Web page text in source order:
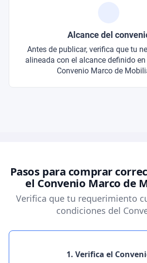
Alcance del
Antes de publicar, verifica que tu
alineada con el alcance definido
Convenio Marco de
Pasos para comprar
el Convenio Marco de
Verifica que tu requerimiento
condiciones del
1. Verifica el